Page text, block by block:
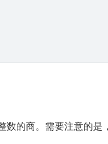
数的商。需要注意的是